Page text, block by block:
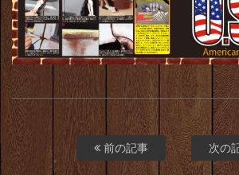
前の記事 次の